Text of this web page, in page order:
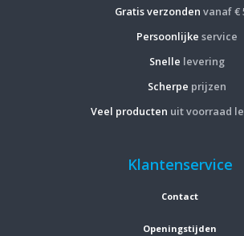
Gratis verzonden vanaf €
Persoonlijke service
Snelle levering
Scherpe prijzen
Veel producten uit voorraad
Klantenservice
Contact
Openingstijden